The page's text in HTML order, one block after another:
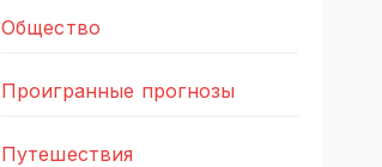
Общество
Проигранные прогнозы
Путешествия